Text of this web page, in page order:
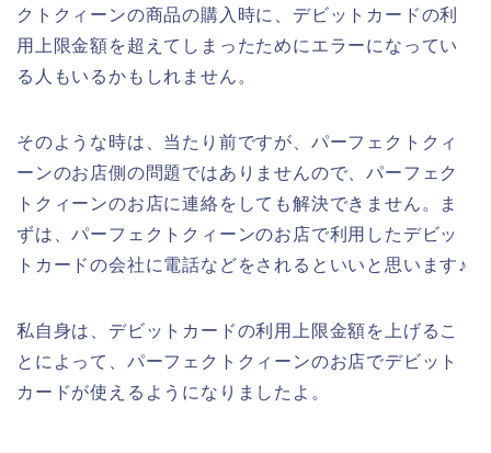
クトクィーンの商品の購入時に、デビットカードの利
用上限金額を超えてしまったためにエラーになってい
る人もいるかもしれません。
そのような時は、当たり前ですが、パーフェクトクィ
ーンのお店側の問題ではありませんので、パーフェク
トクィーンのお店に連絡をしても解決できません。ま
ずは、パーフェクトクィーンのお店で利用したデビッ
トカードの会社に電話などをされるといいと思います♪
私自身は、デビットカードの利用上限金額を上げるこ
とによって、パーフェクトクィーンのお店でデビット
カードが使えるようになりましたよ。